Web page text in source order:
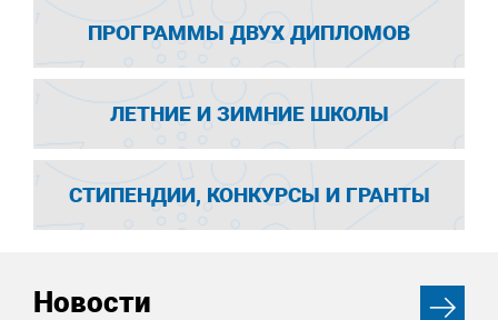
ПРОГРАММЫ ДВУХ ДИПЛОМОВ
ЛЕТНИЕ И ЗИМНИЕ ШКОЛЫ
СТИПЕНДИИ, КОНКУРСЫ И ГРАНТЫ
Новости